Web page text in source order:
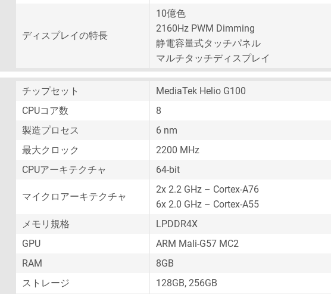
ディスプレイの特長
10億色
2160Hz PWM Dimming
静電容量式タッチパネル
マルチタッチディスプレイ
チップセット
MediaTek Helio G100
CPUコア数
8
製造プロセス
6 nm
最大クロック
2200 MHz
CPUアーキテクチャ
64-bit
マイクロアーキテクチャ
2x 2.2 GHz – Cortex-A76
6x 2.0 GHz – Cortex-A55
メモリ規格
LPDDR4X
GPU
ARM Mali-G57 MC2
RAM
8GB
ストレージ
128GB, 256GB